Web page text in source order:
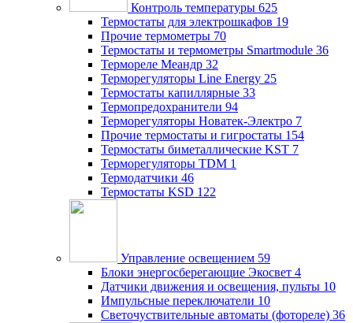
Контроль температуры 625
Термостаты для электрошкафов 19
Прочие термометры 70
Термостаты и термометры Smartmodule 36
Термореле Меандр 32
Терморегуляторы Line Energy 25
Термостаты капиллярные 33
Термопредохранители 94
Терморегуляторы Новатек-Электро 7
Прочие термостаты и гигростаты 154
Термостаты биметаллические KST 7
Терморегуляторы TDM 1
Термодатчики 46
Термостаты KSD 122
Управление освещением 59
Блоки энергосберегающие Экосвет 4
Датчики движения и освещения, пульты 10
Импульсные переключатели 10
Светочуствительные автоматы (фотореле) 36